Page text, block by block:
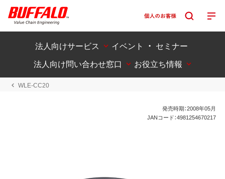
法人向けサービス
イベント ・ セミナー
法人向け問い合わせ窓口
お役立ち情報
WLE-CC20
発売時期：2008年05月
JANコード：4981254670217